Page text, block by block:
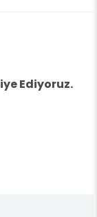
Ediyoruz.